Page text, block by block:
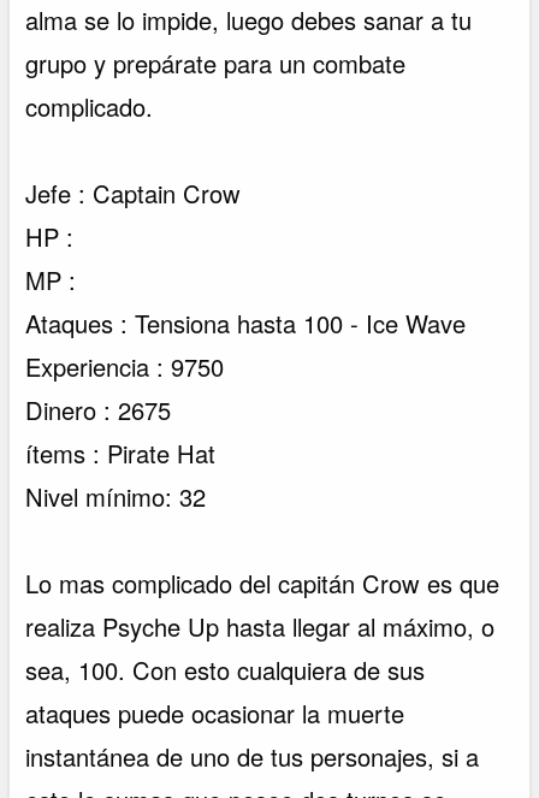
alma se lo impide, luego debes sanar a tu
grupo y prepárate para un combate
complicado.
Jefe : Captain Crow
HP :
MP :
Ataques : Tensiona hasta 100 - Ice Wave
Experiencia : 9750
Dinero : 2675
ítems : Pirate Hat
Nivel mínimo: 32
Lo mas complicado del capitán Crow es que
realiza Psyche Up hasta llegar al máximo, o
sea, 100. Con esto cualquiera de sus
ataques puede ocasionar la muerte
instantánea de uno de tus personajes, si a